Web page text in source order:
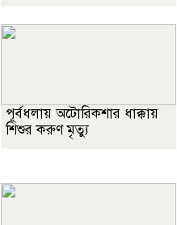
পূর্বধলায় অটোরিকশার ধাক্কায়
শিশুর করুণ মৃত্যু